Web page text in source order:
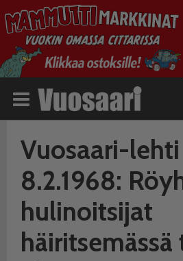
Vuosaari-lehti
8.2.1968:
hulinoitsijat
häiritsemässä